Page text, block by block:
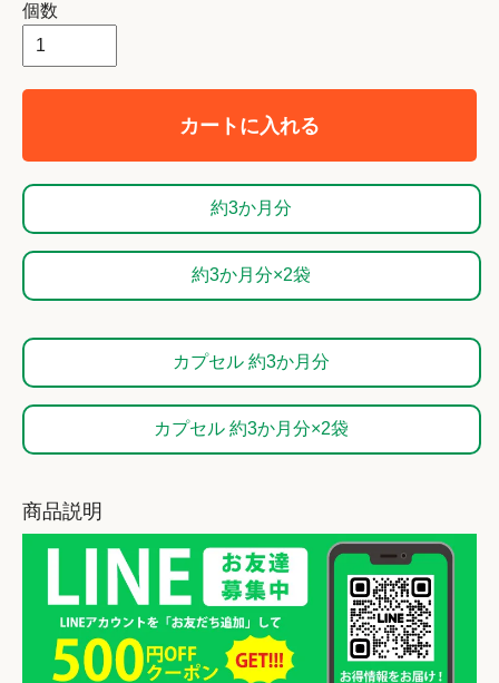
個数
カートに入れる
約3か月分
約3か月分×2袋
カプセル 約3か月分
カプセル 約3か月分×2袋
商品説明